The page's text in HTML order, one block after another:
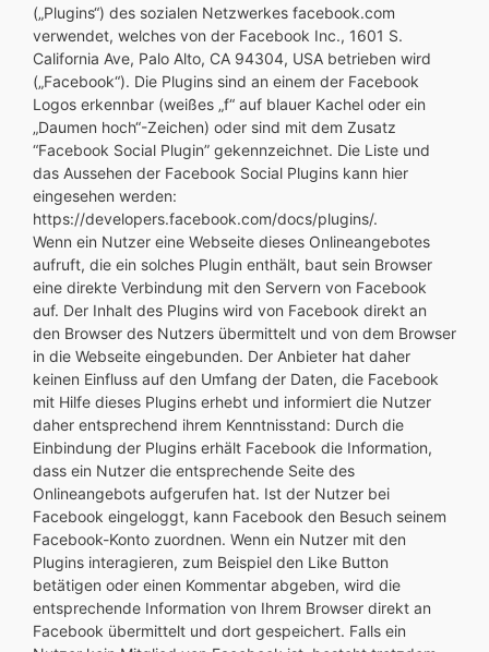
(„Plugins“) des sozialen Netzwerkes facebook.com
verwendet, welches von der Facebook Inc., 1601 S.
California Ave, Palo Alto, CA 94304, USA betrieben wird
(„Facebook“). Die Plugins sind an einem der Facebook
Logos erkennbar (weißes „f“ auf blauer Kachel oder ein
„Daumen hoch“-Zeichen) oder sind mit dem Zusatz
“Facebook Social Plugin” gekennzeichnet. Die Liste und
das Aussehen der Facebook Social Plugins kann hier
eingesehen werden:
https://developers.facebook.com/docs/plugins/.
Wenn ein Nutzer eine Webseite dieses Onlineangebotes
aufruft, die ein solches Plugin enthält, baut sein Browser
eine direkte Verbindung mit den Servern von Facebook
auf. Der Inhalt des Plugins wird von Facebook direkt an
den Browser des Nutzers übermittelt und von dem Browser
in die Webseite eingebunden. Der Anbieter hat daher
keinen Einfluss auf den Umfang der Daten, die Facebook
mit Hilfe dieses Plugins erhebt und informiert die Nutzer
daher entsprechend ihrem Kenntnisstand: Durch die
Einbindung der Plugins erhält Facebook die Information,
dass ein Nutzer die entsprechende Seite des
Onlineangebots aufgerufen hat. Ist der Nutzer bei
Facebook eingeloggt, kann Facebook den Besuch seinem
Facebook-Konto zuordnen. Wenn ein Nutzer mit den
Plugins interagieren, zum Beispiel den Like Button
betätigen oder einen Kommentar abgeben, wird die
entsprechende Information von Ihrem Browser direkt an
Facebook übermittelt und dort gespeichert. Falls ein